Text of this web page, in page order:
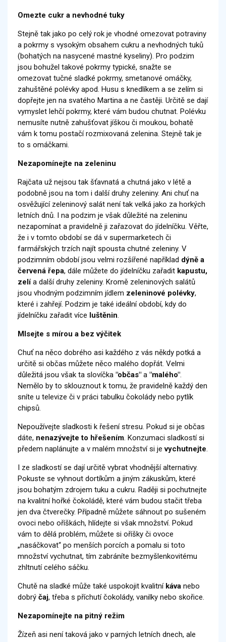
Omezte cukr a nevhodné tuky
Stejně tak jako po celý rok je vhodné omezovat potraviny
a pokrmy s vysokým obsahem cukru a nevhodných tuků
(bohatých na nasycené mastné kyseliny). Pro podzim
jsou bohužel takové pokrmy typické, snažte se
omezovat tučné sladké pokrmy, smetanové omáčky,
zahuštěné polévky apod. Husu s knedlíkem a se zelím si
dopřejte jen na svatého Martina a ne častěji. Určitě se dají
vymyslet lehčí pokrmy, které vám budou chutnat. Polévku
nemusíte nutně zahušťovat jíškou či moukou, bohatě
vám k tomu postačí rozmixovaná zelenina. Stejně tak je
to s omáčkami.
Nezapomínejte na zeleninu
Rajčata už nejsou tak šťavnatá a chutná jako v létě a
podobně jsou na tom i další druhy zeleniny. Ani chuť na
osvěžující zeleninový salát není tak velká jako za horkých
letních dnů. I na podzim je však důležité na zeleninu
nezapomínat a pravidelně ji zařazovat do jídelníčku. Věřte,
že i v tomto období se dá v supermarketech či
farmářských trzích najít spousta chutné zeleniny. V
podzimním období jsou velmi rozšířené například dýně a
červená řepa, dále můžete do jídelníčku zařadit kapustu,
zelía další druhy zeleniny. Kromě zeleninových salátů
jsou vhodným podzimním jídlem zeleninové polévky,
které i zahřejí. Podzim je také ideální období, kdy do
jídelníčku zařadit více luštěnin.
Mlsejte s mírou a bez výčitek
Chuť na něco dobrého asi každého z vás někdy potká a
určitě si občas můžete něco malého dopřát. Velmi
důležitá jsou však ta slovíčka "občas" a "malého".
Nemělo by to sklouznout k tomu, že pravidelně každý den
sníte u televize či v práci tabulku čokolády nebo pytlík
chipsů.
Nepoužívejte sladkosti k řešení stresu. Pokud si je občas
dáte, nenazývejte to hřešením. Konzumaci sladkostí si
předem naplánujte a v malém množství si jevychutnejte.
I ze sladkostí se dají určitě vybrat vhodnější alternativy.
Pokuste se vyhnout dortíkům a jiným zákuskům, které
jsou bohatým zdrojem tuku a cukru. Raději si pochutnejte
na kvalitní hořké čokoládě, které vám budou stačit třeba
jen dva čtverečky. Případně můžete sáhnout po sušeném
ovoci nebo oříškách, hlídejte si však množství. Pokud
vám to dělá problém, můžete si oříšky či ovoce
„nasáčkovat“ po menších porcích a pomalu si toto
množství vychutnat, tím zabráníte bezmyšlenkovitému
zhltnutí celého sáčku.
Chutě na sladké může také uspokojit kvalitní káva nebo
dobrý čaj, třeba s příchutí čokolády, vanilky nebo skořice.
Nezapomínejte na pitný režim
Žízeň asi není taková jako v parných letních dnech, ale